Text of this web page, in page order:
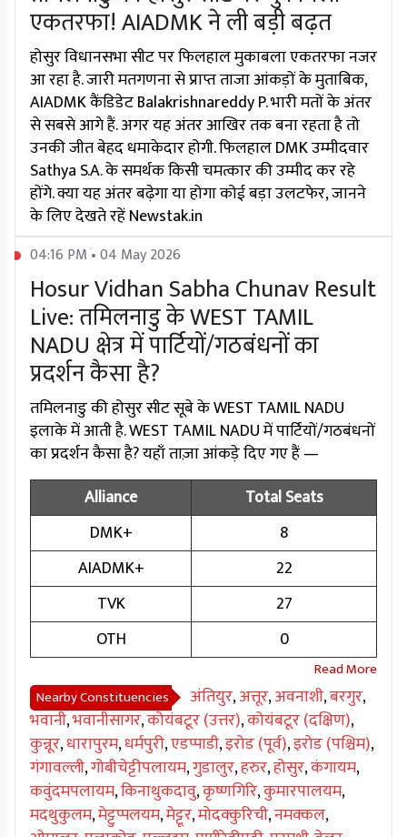
एकतरफा! AIADMK ने ली बड़ी बढ़त
होसुर विधानसभा सीट पर फिलहाल मुकाबला एकतरफा नजर
आ रहा है. जारी मतगणना से प्राप्त ताजा आंकड़ों के मुताबिक,
AIADMK कैंडिडेट Balakrishnareddy P. भारी मतों के अंतर
से सबसे आगे हैं. अगर यह अंतर आखिर तक बना रहता है तो
उनकी जीत बेहद धमाकेदार होगी. फिलहाल DMK उम्मीदवार
Sathya S.A. के समर्थक किसी चमत्कार की उम्मीद कर रहे
होंगे. क्या यह अंतर बढ़ेगा या होगा कोई बड़ा उलटफेर, जानने
के लिए देखते रहें Newstak.in
04:16 PM • 04 May 2026
Hosur Vidhan Sabha Chunav Result
Live: तमिलनाडु के WEST TAMIL
NADU क्षेत्र में पार्टियों/गठबंधनों का
प्रदर्शन कैसा है?
तमिलनाडु की होसुर सीट सूबे के WEST TAMIL NADU
इलाके में आती है. WEST TAMIL NADU में पार्टियों/गठबंधनों
का प्रदर्शन कैसा है? यहाँ ताज़ा आंकड़े दिए गए हैं —
Alliance
Total Seats
DMK+
8
AIADMK+
22
TVK
27
OTH
0
Nearby Constituencies अंतियुर,अत्तूर,अवनाशी,बरगुर,
भवानी,भवानीसागर,कोयंबटूर (उत्तर),कोयंबटूर (दक्षिण),
कुन्नूर,धारापुरम,धर्मपुरी,एडप्पाडी,इरोड (पूर्व),इरोड (पश्चिम),
गंगावल्ली,गोबीचेट्टीपलायम,गुडालुर,हरुर,होसुर,कंगायम,
कवुंदमपलायम,किनाथुकदावु,कृष्णगिरि,कुमारपालयम,
मदथुकुलम,मेट्टुप्पलयम,मेट्टूर,मोदक्कुरिची,नमक्कल,